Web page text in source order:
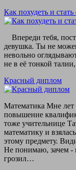
Как похудеть и
Впереди тебя,
девушка. Ты не
невольно
не в её тонкой
Красный диплом
Математика Мне лет
повышение
тоже учительнице
математику и
этому предмету.
Не понимаю, зачем -
грозил…